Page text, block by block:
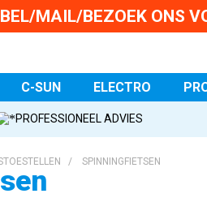
MAIL/BEZOEK ONS
C-SUN ELECTRO
PROFESSIONEEL ADVIES
/SPINNINGFIETSEN